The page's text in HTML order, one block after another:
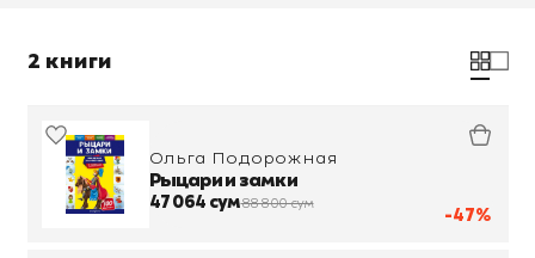
2 книги
-47%
Ольга Подорожная
Рыцари и замки
47 064 сум88 800 сум